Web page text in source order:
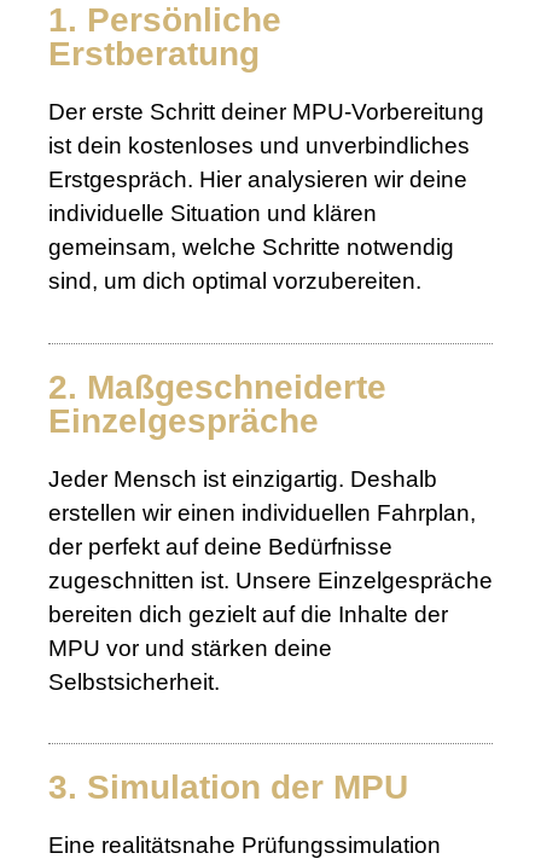
1. Persönliche
Erstberatung
Der erste Schritt deiner MPU-Vorbereitung
ist dein kostenloses und unverbindliches
Erstgespräch. Hier analysieren wir deine
individuelle Situation und klären
gemeinsam, welche Schritte notwendig
sind, um dich optimal vorzubereiten.
2. Maßgeschneiderte
Einzelgespräche
Jeder Mensch ist einzigartig. Deshalb
erstellen wir einen individuellen Fahrplan,
der perfekt auf deine Bedürfnisse
zugeschnitten ist. Unsere Einzelgespräche
bereiten dich gezielt auf die Inhalte der
MPU vor und stärken deine
Selbstsicherheit.
3. Simulation der MPU
Eine realitätsnahe Prüfungssimulation